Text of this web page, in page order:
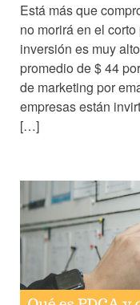
Está más que
no morirá en el
inversión es muy
promedio de $ 44
de marketing por
empresas están
[…]